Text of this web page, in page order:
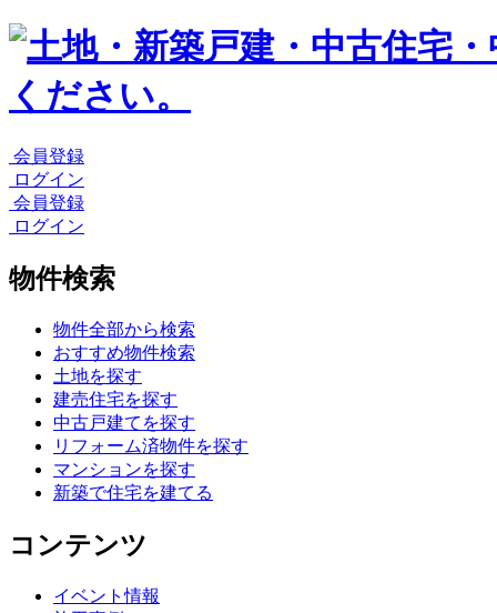
会員登録
ログイン
会員登録
ログイン
物件検索
物件全部から検索
おすすめ物件検索
土地を探す
建売住宅を探す
中古戸建てを探す
リフォーム済物件を探す
マンションを探す
新築で住宅を建てる
コンテンツ
イベント情報